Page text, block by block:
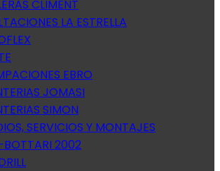
CLIMENT
LA ESTRELLA
EBRO
JOMASI
SIMON
SERVICIOS Y MONTAJES
BOTTARI 2002